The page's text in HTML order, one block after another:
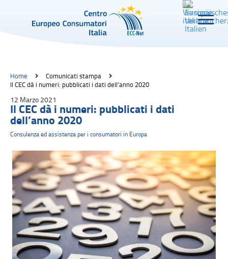
Home
Comunicati stampa
Il CEC dà i numeri: pubblicati i dati dell’anno 2020
12 Marzo 2021
Il CEC dà i numeri: pubblicati i dati
dell’anno 2020
Consulenza ed assistenza per i consumatori in Europa